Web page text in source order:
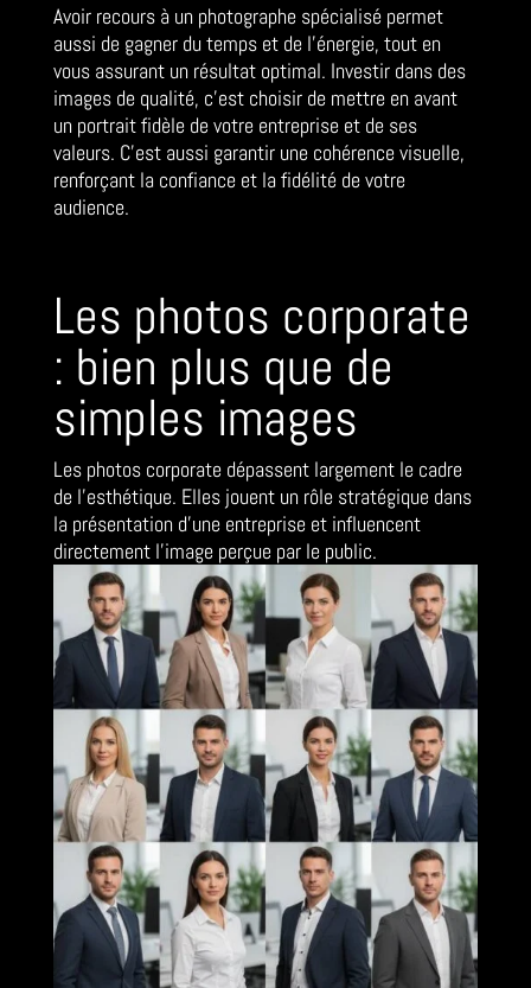
Avoir recours à un photographe spécialisé permet
aussi de gagner du temps et de l’énergie, tout en
vous assurant un résultat optimal. Investir dans des
images de qualité, c’est choisir de mettre en avant
un portrait fidèle de votre entreprise et de ses
valeurs. C’est aussi garantir une cohérence visuelle,
renforçant la confiance et la fidélité de votre
audience.
Les photos corporate
: bien plus que de
simples images
Les photos corporate dépassent largement le cadre
de l’esthétique. Elles jouent un rôle stratégique dans
la présentation d’une entreprise et influencent
directement l’image perçue par le public.